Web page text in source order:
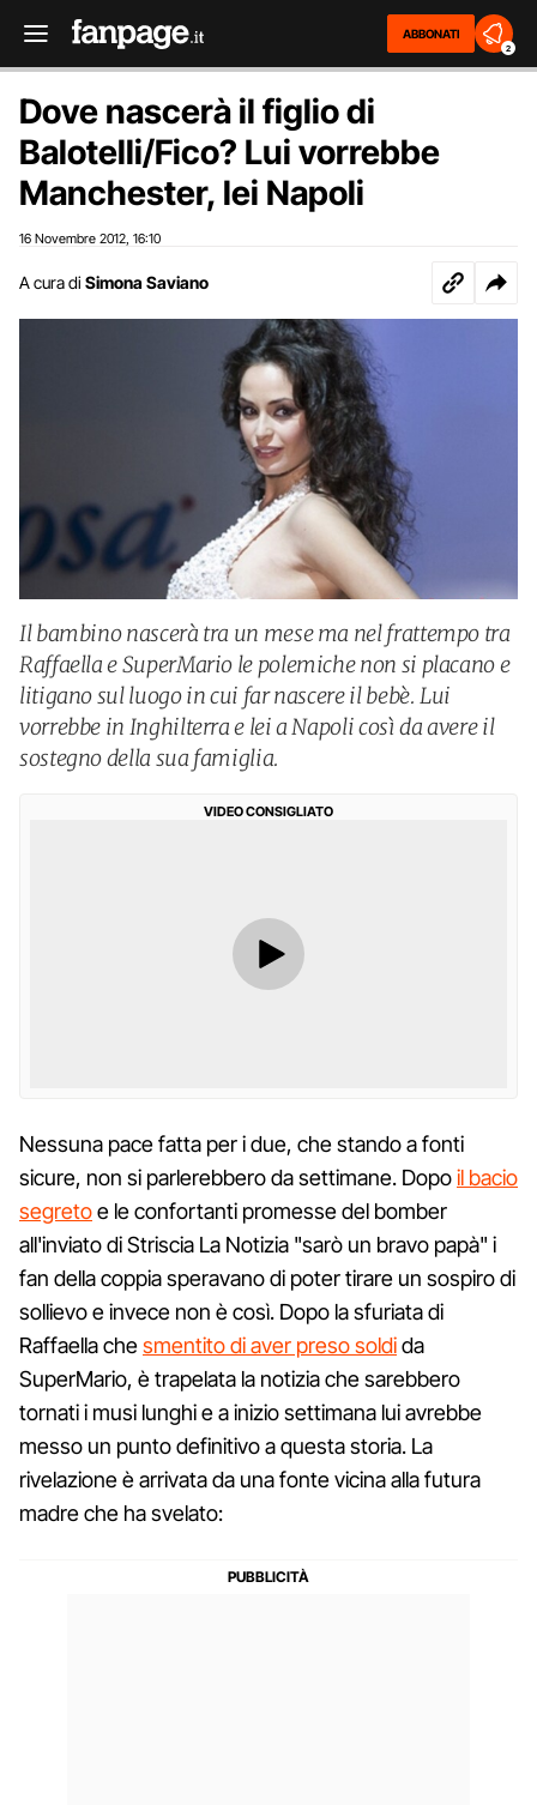
ABBONATI
2
Dove nascerà il figlio di
Balotelli/Fico? Lui vorrebbe
Manchester, lei Napoli
16 Novembre 2012 16:10
A cura di Simona Saviano
Il bambino nascerà tra un mese ma nel frattempo tra
Raffaella e SuperMario le polemiche non si placano e
litigano sul luogo in cui far nascere il bebè. Lui
vorrebbe in Inghilterra e lei a Napoli così da avere il
sostegno della sua famiglia.
VIDEO CONSIGLIATO
Nessuna pace fatta per i due, che stando a fonti
sicure, non si parlerebbero da settimane. Dopoil bacio
segretoe le confortanti promesse del bomber
all'inviato di Striscia La Notizia "sarò un bravo papà" i
fan della coppia speravano di poter tirare un sospiro di
sollievo e invece non è così. Dopo la sfuriata di
Raffaella chesmentito di aver preso soldida
SuperMario, è trapelata la notizia che sarebbero
tornati i musi lunghi e a inizio settimana lui avrebbe
messo un punto definitivo a questa storia. La
rivelazione è arrivata da una fonte vicina alla futura
madre che ha svelato: